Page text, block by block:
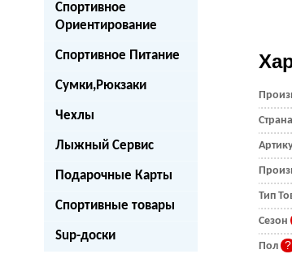
Спортивное
Ориентирование
Спортивное Питание
Сумки,Рюкзаки
Чехлы
Лыжный Сервис
Подарочные Карты
Спортивные товары
Sup-доски
Страна
Тип
Сезон
Пол